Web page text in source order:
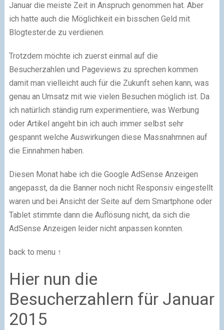
Januar die meiste Zeit in Anspruch genommen hat. Aber
ich hatte auch die Möglichkeit ein bisschen Geld mit
Blogtester.de zu verdienen.
Trotzdem möchte ich zuerst einmal auf die
Besucherzahlen und Pageviews zu sprechen kommen
damit man vielleicht auch für die Zukunft sehen kann, was
genau an Umsatz mit wie vielen Besuchen möglich ist. Da
ich natürlich ständig rum experimentiere, was Werbung
oder Artikel angeht bin ich auch immer selbst sehr
gespannt welche Auswirkungen diese Massnahmnen auf
die Einnahmen haben.
Diesen Monat habe ich die Google AdSense Anzeigen
angepasst, da die Banner noch nicht Responsiv eingestellt
waren und bei Ansicht der Seite auf dem Smartphone oder
Tablet stimmte dann die Auflösung nicht, da sich die
AdSense Anzeigen leider nicht anpassen konnten.
back to menu ↑
Hier nun die
Besucherzahlern für Januar
2015